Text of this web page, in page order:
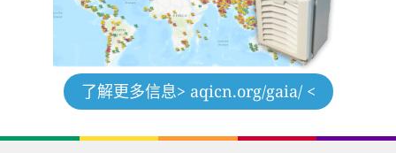
了解更多信息> aqicn.org/gaia/ <